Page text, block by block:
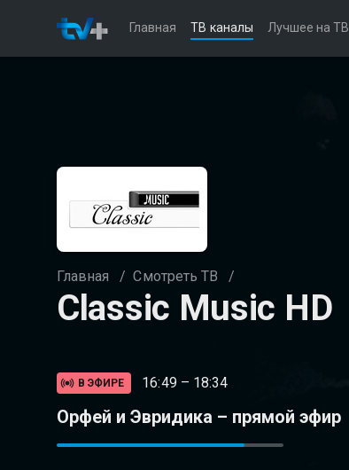
Главная ТВ каналы Лучшее на ТВ
Главная / Смотреть ТВ /
Classic Music HD
В ЭФИРЕ 16:49 – 18:34
Орфей и Эвридика – прямой эфир